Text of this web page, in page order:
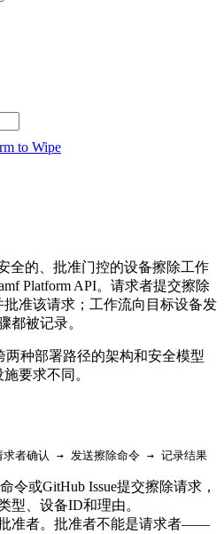
to Wipe
全的、批准门控的设备擦除工作
Platform API。请求者提交擦除
准该请求；工作流向目标设备发
都被记录。
种部署路径的架构和安全模型
要求不同。
令或GitHub Issue提交擦除请求，
型、设备ID和理由。
准者。批准者不能是请求者——